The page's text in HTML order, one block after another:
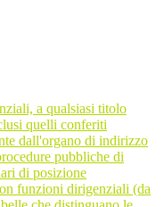
a qualsiasi titolo
quelli conferiti
dall'organo di indirizzo
pubbliche di
di posizione
funzioni dirigenziali (da